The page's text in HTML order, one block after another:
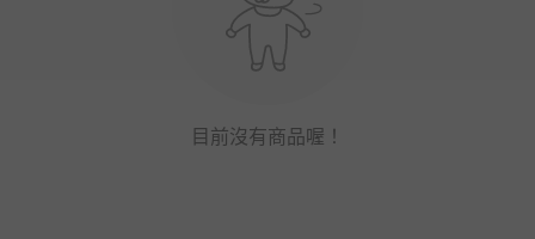
目前沒有商品喔！